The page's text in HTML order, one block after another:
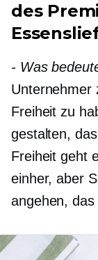
des
-Was
Unternehmer
Freiheit zu
gestalten,
Freiheit geht
einher, aber
angehen,